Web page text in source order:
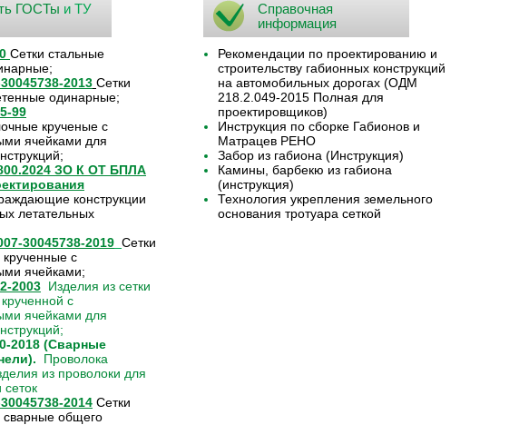
ГОСТы и ТУ
Сетки стальные
2013 Сетки
одинарные;
99
крученые с
ячейками для
ЗО К ОТ БПЛА
конструкции
летательных
30045738-2019 Сетки
с
ячейками;
2003 Изделия из сетки
с
ячейками для
2018 (Сварные
Проволока
из проволоки для
2014 Сетки
сварные общего
Справочная
информация
Рекомендации по проектированию и
строительству габионных конструкций
на автомобильных дорогах (ОДМ
218.2.049-2015 Полная для
проектировщиков)
Инструкция по сборке Габионов и
Матрацев РЕНО
Забор из габиона (Инструкция)
Камины, барбекю из габиона
(инструкция)
Технология укрепления земельного
основания тротуара сеткой